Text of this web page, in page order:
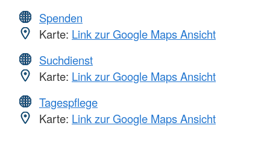
Spenden
Karte: Link zur Google Maps Ansicht
Suchdienst
Karte: Link zur Google Maps Ansicht
Tagespflege
Karte: Link zur Google Maps Ansicht